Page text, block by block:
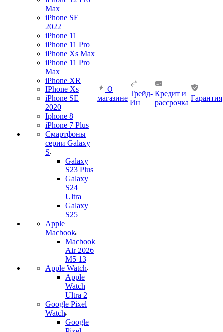
Max
iPhone SE
2022
iPhone 11
iPhone 11 Pro
iPhone Xs Max
iPhone 11 Pro
Max
iPhone XR
IPhone Xs
iPhone SE
2020
Iphone 8
iPhone 7 Plus
Смартфоны
серии Galaxy
S
Galaxy
S23 Plus
Galaxy
S24
Ultra
Galaxy
S25
Apple
Macbook
Macbook
Air 2026
M5 13
Apple Watch
Apple
Watch
Ultra 2
Google Pixel
Watch
Google
О
магазине
Трейд-
Ин
Кредит и
рассрочка
Гарантия